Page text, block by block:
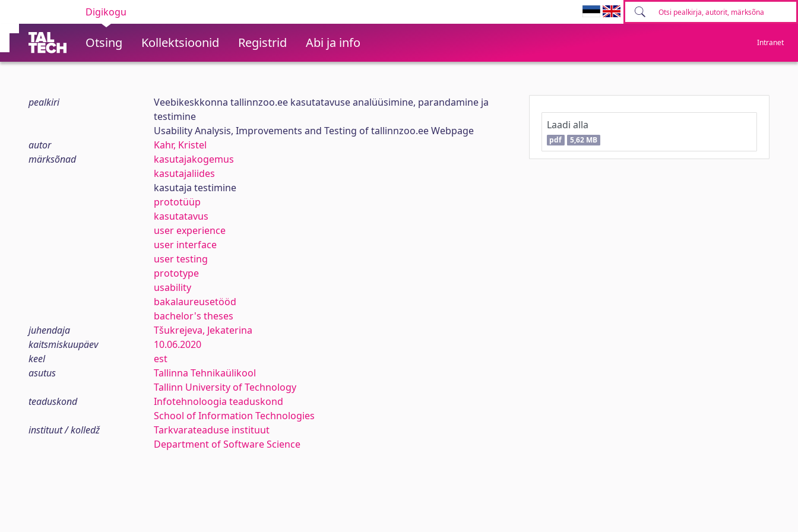
Digikogu
Otsing Kollektsioonid Registrid Abi ja info Intranet
pealkiri
Veebikeskkonna tallinnzoo.ee kasutatavuse analüüsimine, parandamine ja
testimine
Usability Analysis, Improvements and Testing of tallinnzoo.ee Webpage
autor
Kahr, Kristel
märksõnad
kasutajakogemus
kasutajaliides
kasutaja testimine
prototüüp
kasutatavus
user experience
user interface
user testing
prototype
usability
bakalaureusetööd
bachelor's theses
juhendaja
Tšukrejeva, Jekaterina
kaitsmiskuupäev
10.06.2020
keel
est
asutus
Tallinna Tehnikaülikool
Tallinn University of Technology
teaduskond
Infotehnoloogia teaduskond
School of Information Technologies
instituut / kolledž
Tarkvarateaduse instituut
Department of Software Science
Laadi alla
pdf 5,62 MB